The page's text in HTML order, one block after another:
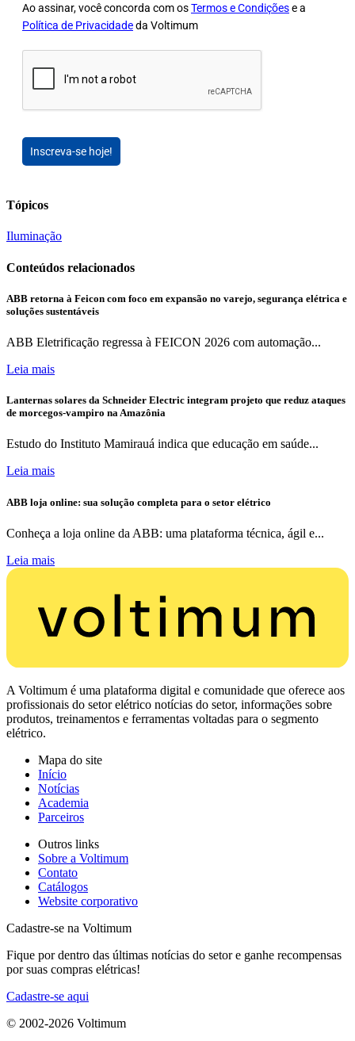
Ao assinar, você concorda com osTermos e Condiçõese a
Política de Privacidadeda Voltimum
Inscreva-se hoje!
Tópicos
Iluminação
Conteúdos relacionados
ABB retorna à Feicon com foco em expansão no varejo, segurança elétrica e
soluções sustentáveis
ABB Eletrificação regressa à FEICON 2026 com automação...
Leia mais
Lanternas solares da Schneider Electric integram projeto que reduz ataques
de morcegos-vampiro na Amazônia
Estudo do Instituto Mamirauá indica que educação em saúde...
Leia mais
ABB loja online: sua solução completa para o setor elétrico
Conheça a loja online da ABB: uma plataforma técnica, ágil e...
Leia mais
A Voltimum é uma plataforma digital e comunidade que oferece aos
profissionais do setor elétrico notícias do setor, informações sobre
produtos, treinamentos e ferramentas voltadas para o segmento
elétrico.
Mapa do site
Início
Notícias
Academia
Parceiros
Outros links
Sobre a Voltimum
Contato
Catálogos
Website corporativo
Cadastre-se na Voltimum
Fique por dentro das últimas notícias do setor e ganhe recompensas
por suas compras elétricas!
Cadastre-se aqui
© 2002-2026 Voltimum